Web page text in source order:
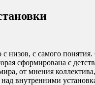
низов, с самого
сформирована с
от мнения
над внутренними